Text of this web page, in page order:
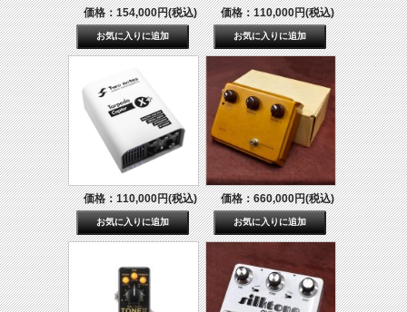
価格：154,000円(税込) 価格：110,000円(税込)
価格：110,000円(税込) 価格：660,000円(税込)